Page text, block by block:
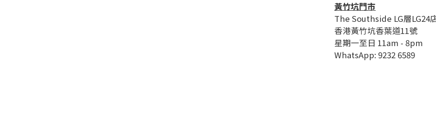
黃竹坑門市
The Southside LG層LG24
香港黃竹坑香葉道11號
星期一至日 11am - 8pm
WhatsApp: 9232 6589